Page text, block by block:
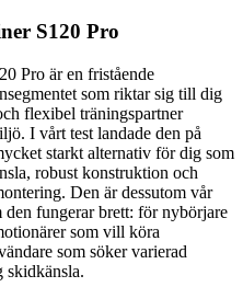
S120 Pro
Pro är en fristående
som riktar sig till dig
flexibel träningspartner
I vårt test landade den på
starkt alternativ för dig som
robust konstruktion och
Den är dessutom vår
den fungerar brett: för nybörjare
som vill köra
som söker varierad
skidkänsla.